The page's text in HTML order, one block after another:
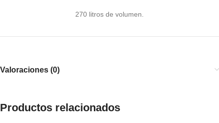
270 litros de volumen.
Valoraciones (0)
Productos relacionados